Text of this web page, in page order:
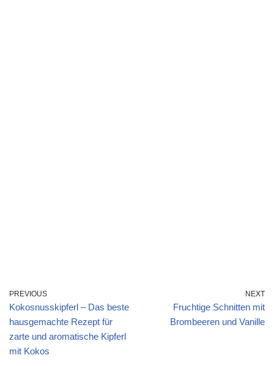
PREVIOUS
Kokosnusskipferl – Das beste
hausgemachte Rezept für
zarte und aromatische Kipferl
mit Kokos
NEXT
Fruchtige Schnitten mit
Brombeeren und Vanille